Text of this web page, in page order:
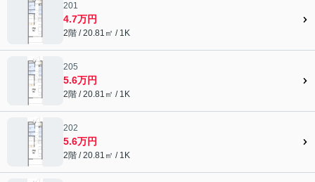
201
4.7万円
2階 / 20.81㎡ / 1K
205
5.6万円
2階 / 20.81㎡ / 1K
202
5.6万円
2階 / 20.81㎡ / 1K